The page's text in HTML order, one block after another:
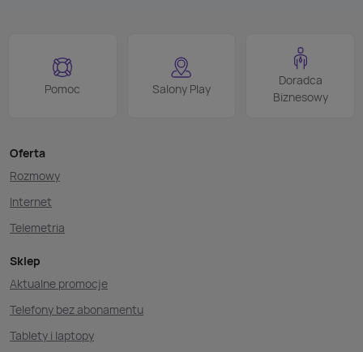
Pomoc Salony Play
Doradca
Biznesowy
Oferta
Rozmowy
Internet
Telemetria
Sklep
Aktualne promocje
Telefony bez abonamentu
Tablety i laptopy